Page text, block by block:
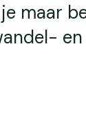
maar